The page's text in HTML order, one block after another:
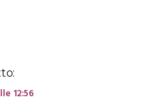
12:56